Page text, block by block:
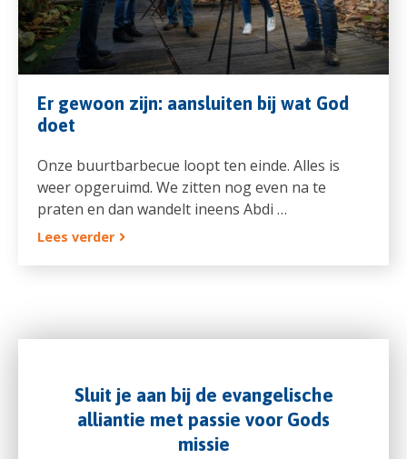
Er gewoon zijn: aansluiten bij wat God
doet
Onze buurtbarbecue loopt ten einde. Alles is
weer opgeruimd. We zitten nog even na te
praten en dan wandelt ineens Abdi …
Lees verder
Sluit je aan bij de evangelische
alliantie met passie voor Gods
missie